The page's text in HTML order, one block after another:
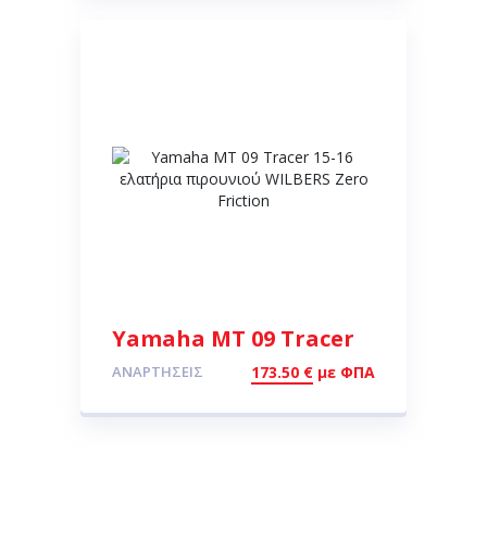
Yamaha MT 09 Tracer
15-16 ελατήρια
πιρουνιού WILBERS
Zero Friction
ΑΝΑΡΤΉΣΕΙΣ 173.50 € με ΦΠΑ